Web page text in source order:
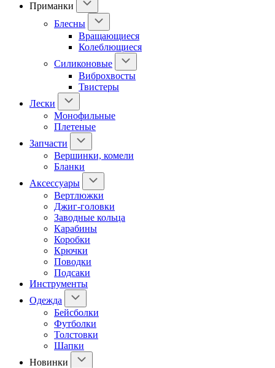
Приманки
Блесны
Вращающиеся
Колеблющиеся
Силиконовые
Виброхвосты
Твистеры
Лески
Монофильные
Плетеные
Запчасти
Вершинки, комели
Бланки
Аксессуары
Вертлюжки
Джиг-головки
Заводные кольца
Карабины
Коробки
Крючки
Поводки
Подсаки
Инструменты
Одежда
Бейсболки
Футболки
Толстовки
Шапки
Новинки